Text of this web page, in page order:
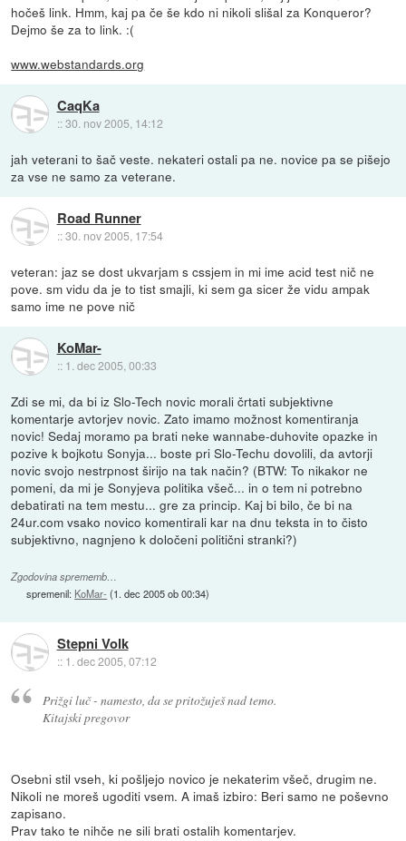
hočeš link. Hmm, kaj pa če še kdo ni nikoli slišal za Konqueror?
Dejmo še za to link. :(
www.webstandards.org
CaqKa
::30. nov 2005, 14:12
jah veterani to šač veste. nekateri ostali pa ne. novice pa se pišejo
za vse ne samo za veterane.
Road Runner
::30. nov 2005, 17:54
veteran: jaz se dost ukvarjam s cssjem in mi ime acid test nič ne
pove. sm vidu da je to tist smajli, ki sem ga sicer že vidu ampak
samo ime ne pove nič
KoMar-
:: 1. dec 2005, 00:33
Zdi se mi, da bi iz Slo-Tech novic morali črtati subjektivne
komentarje avtorjev novic. Zato imamo možnost komentiranja
novic! Sedaj moramo pa brati neke wannabe-duhovite opazke in
pozive k bojkotu Sonyja... boste pri Slo-Techu dovolili, da avtorji
novic svojo nestrpnost širijo na tak način? (BTW: To nikakor ne
pomeni, da mi je Sonyjeva politika všeč... in o tem ni potrebno
debatirati na tem mestu... gre za princip. Kaj bi bilo, če bi na
24ur.com vsako novico komentirali kar na dnu teksta in to čisto
subjektivno, nagnjeno k določeni politični stranki?)
Zgodovina sprememb…
spremenil: KoMar- (1. dec 2005 ob 00:34)
Stepni Volk
:: 1. dec 2005, 07:12
Prižgi luč - namesto, da se pritožuješ nad temo.
Kitajski pregovor
Osebni stil vseh, ki pošljejo novico je nekaterim všeč, drugim ne.
Nikoli ne moreš ugoditi vsem. A imaš izbiro: Beri samo ne poševno
zapisano.
Prav tako te nihče ne sili brati ostalih komentarjev.